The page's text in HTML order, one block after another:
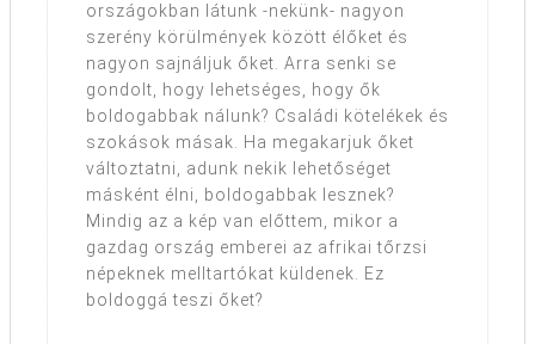
országokban látunk -nekünk- nagyon
szerény körülmények között élőket és
nagyon sajnáljuk őket. Arra senki se
gondolt, hogy lehetséges, hogy ők
boldogabbak nálunk? Családi kötelékek és
szokások másak. Ha megakarjuk őket
változtatni, adunk nekik lehetőséget
másként élni, boldogabbak lesznek?
Mindig az a kép van előttem, mikor a
gazdag ország emberei az afrikai tőrzsi
népeknek melltartókat küldenek. Ez
boldoggá teszi őket?